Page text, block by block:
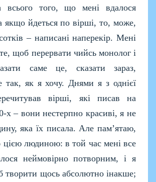
всього того, що мені вдалося
якщо йдеться по вірші, то, може,
– написані наперекір. Мені
щоб перервати чийсь монолог і
саме це, сказати зараз,
так, як я хочу. Днями я з однієї
вірші, які писав на
х – вони нестерпно красиві, я не
яка їх писала. Але пам’ятаю,
людиною: в той час мені все
неймовірно потворним, і я
творити щось абсолютно інакше;